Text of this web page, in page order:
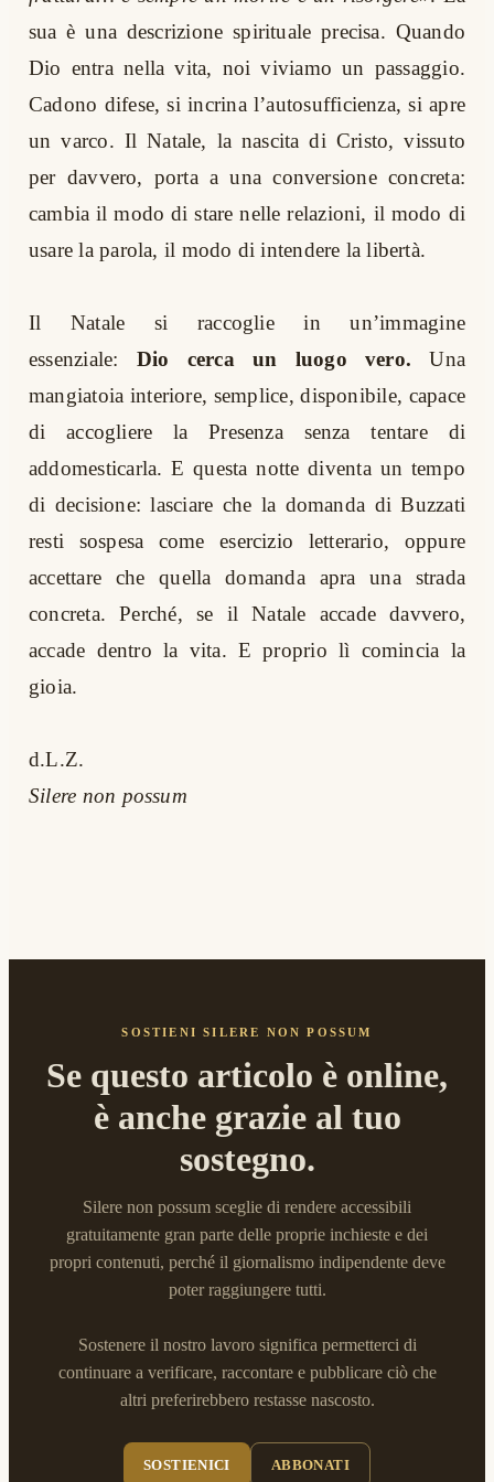
sua è una descrizione spirituale precisa. Quando
Dio entra nella vita, noi viviamo un passaggio.
Cadono difese, si incrina l’autosufficienza, si apre
un varco. Il Natale, la nascita di Cristo, vissuto
per davvero, porta a una conversione concreta:
cambia il modo di stare nelle relazioni, il modo di
usare la parola, il modo di intendere la libertà.
Il Natale si raccoglie in un’immagine
essenziale:
Dio cerca un luogo vero.
Una
mangiatoia interiore, semplice, disponibile, capace
di accogliere la Presenza senza tentare di
addomesticarla. E questa notte diventa un tempo
di decisione: lasciare che la domanda di Buzzati
resti sospesa come esercizio letterario, oppure
accettare che quella domanda apra una strada
concreta. Perché, se il Natale accade davvero,
accade dentro la vita. E proprio lì comincia la
gioia.
d.L.Z.
Silere non possum
SOSTIENI SILERE NON POSSUM
Se questo articolo è online,
è anche grazie al tuo
sostegno.
Silere non possum sceglie di rendere accessibili
gratuitamente gran parte delle proprie inchieste e dei
propri contenuti, perché il giornalismo indipendente deve
poter raggiungere tutti.
Sostenere il nostro lavoro significa permetterci di
continuare a verificare, raccontare e pubblicare ciò che
altri preferirebbero restasse nascosto.
SOSTIENICI ABBONATI